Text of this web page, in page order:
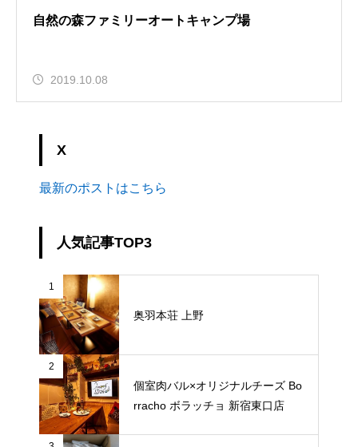
自然の森ファミリーオートキャンプ場
2019.10.08
X
最新のポストはこちら
人気記事TOP3
1
奥羽本荘 上野
2
個室肉バル×オリジナルチーズ Bo
rracho ボラッチョ 新宿東口店